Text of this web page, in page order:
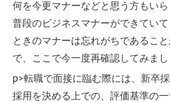
何を今更マナーなどと思う方もい
普段のビジネスマナーができてい
ときのマナーは忘れがちであるこ
で、ここで今一度再確認してみまし
p>転職で面接に臨む際には、新卒
採用を決める上での、評価基準の一